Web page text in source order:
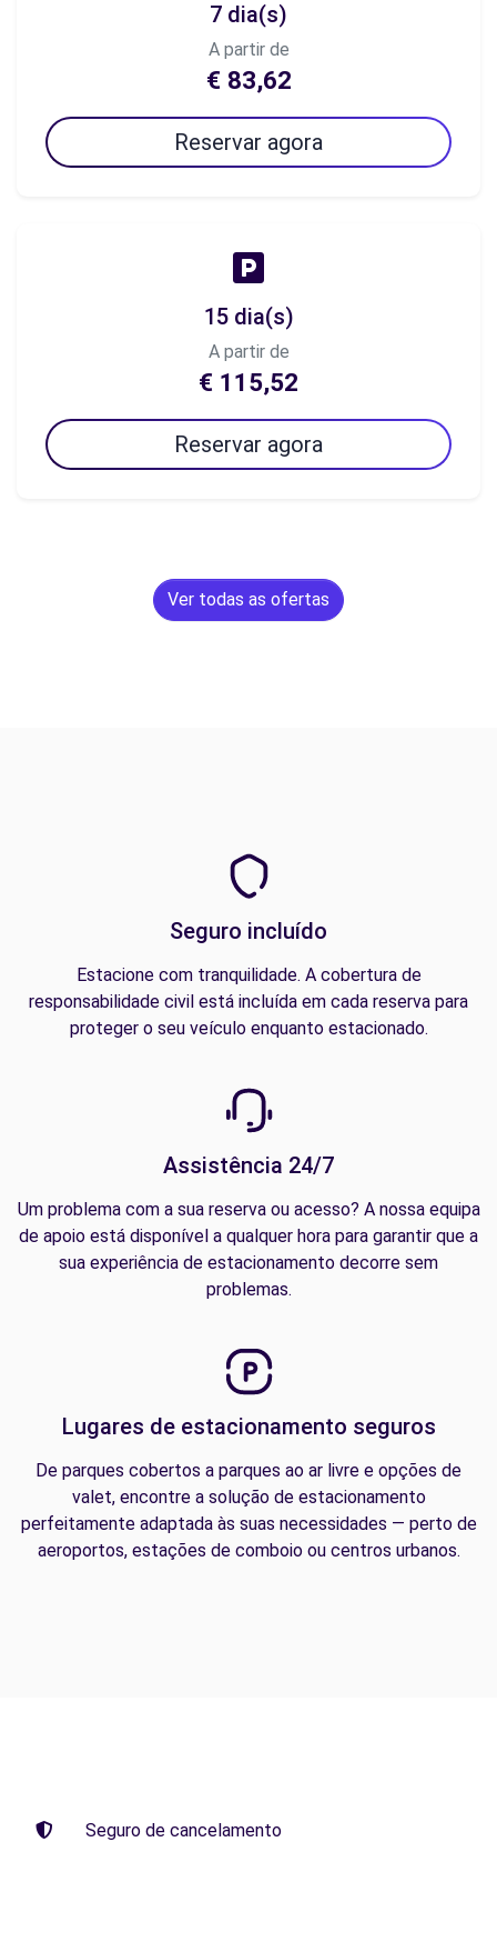
7 dia(s)
A partir de
€ 83,62
Reservar agora
15 dia(s)
A partir de
€ 115,52
Reservar agora
Ver todas as ofertas
Seguro incluído
Estacione com tranquilidade. A cobertura de
responsabilidade civil está incluída em cada reserva para
proteger o seu veículo enquanto estacionado.
Assistência 24/7
Um problema com a sua reserva ou acesso? A nossa equipa
de apoio está disponível a qualquer hora para garantir que a
sua experiência de estacionamento decorre sem
problemas.
Lugares de estacionamento seguros
De parques cobertos a parques ao ar livre e opções de
valet, encontre a solução de estacionamento
perfeitamente adaptada às suas necessidades — perto de
aeroportos, estações de comboio ou centros urbanos.
Seguro de cancelamento